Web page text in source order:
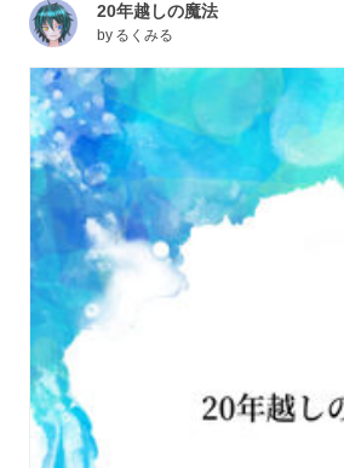
作品をピックアップしてご紹介しま
亡くなった友人からの特別なメッ
然見つけた父親への想いまで、切
絆の物語をお楽しみください！
20年越しの魔法
by るくみる